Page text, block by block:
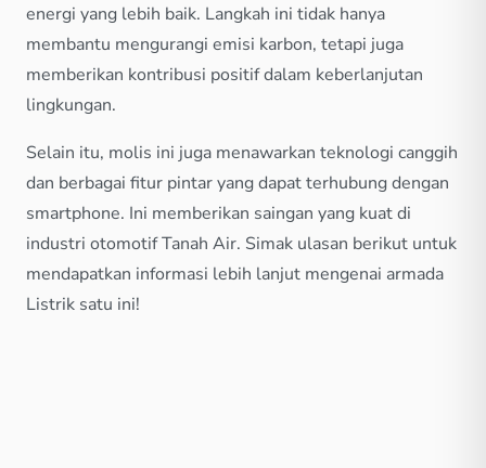
energi yang lebih baik. Langkah ini tidak hanya
membantu mengurangi emisi karbon, tetapi juga
memberikan kontribusi positif dalam keberlanjutan
lingkungan.
Selain itu, molis ini juga menawarkan teknologi canggih
dan berbagai fitur pintar yang dapat terhubung dengan
smartphone. Ini memberikan saingan yang kuat di
industri otomotif Tanah Air. Simak ulasan berikut untuk
mendapatkan informasi lebih lanjut mengenai armada
Listrik satu ini!